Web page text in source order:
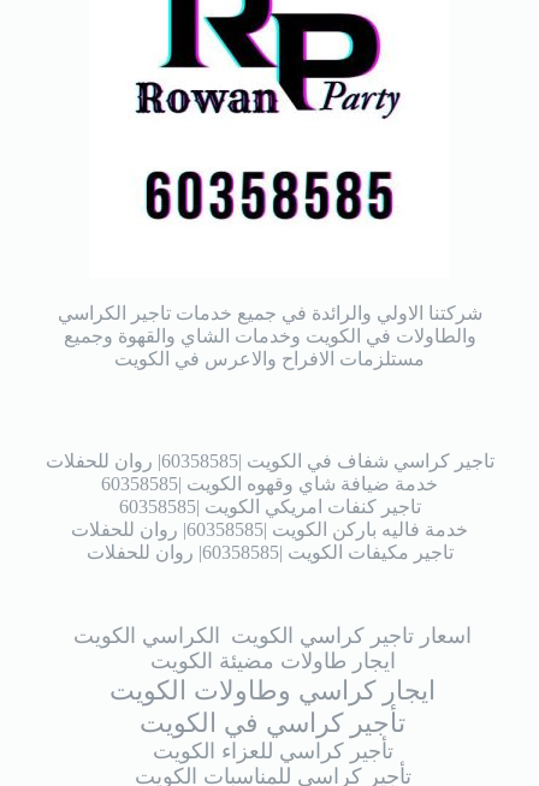
شركتنا الاولي والرائدة في جميع خدمات تاجير الكراسي
والطاولات في الكويت وخدمات الشاي والقهوة وجميع
مستلزمات الافراح والاعرس في الكويت
تاجير كراسي شفاف في الكويت |60358585| روان للحفلات
خدمة ضيافة شاي وقهوه الكويت |60358585
تاجير كنفات امريكي الكويت |60358585
خدمة فاليه باركن الكويت |60358585| روان للحفلات
تاجير مكيفات الكويت |60358585| روان للحفلات
اسعار تاجير كراسي الكويت
الكراسي الكويت
ايجار طاولات مضيئة الكويت
ايجار كراسي وطاولات الكويت
تأجير كراسي في الكويت
تأجير كراسي للعزاء الكويت
تأجير كراسي للمناسبات الكويت